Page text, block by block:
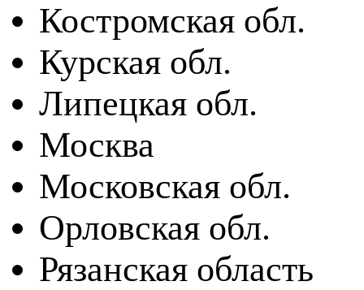
Костромская обл.
Курская обл.
Липецкая обл.
Москва
Московская обл.
Орловская обл.
Рязанская область